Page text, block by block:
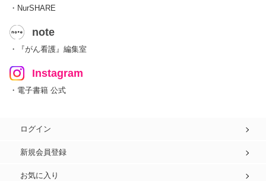
・NurSHARE
note
・『がん看護』編集室
Instagram
・電子書籍 公式
ログイン
新規会員登録
お気に入り